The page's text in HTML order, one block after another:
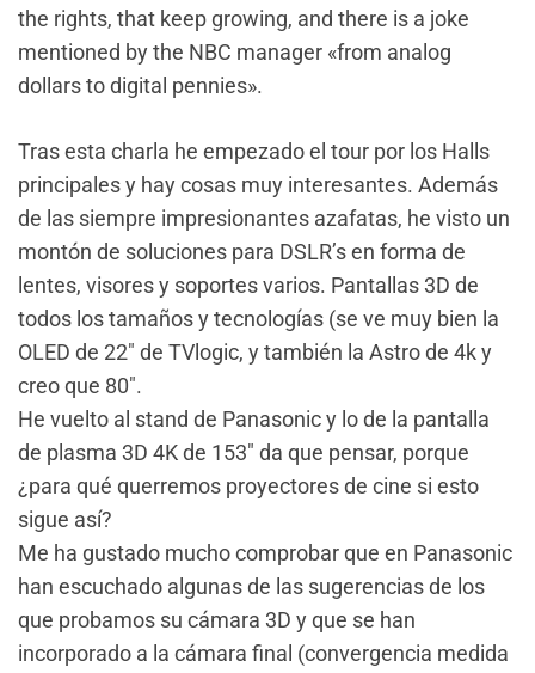
the rights, that keep growing, and there is a joke
mentioned by the NBC manager «from analog
dollars to digital pennies».
Tras esta charla he empezado el tour por los Halls
principales y hay cosas muy interesantes. Además
de las siempre impresionantes azafatas, he visto un
montón de soluciones para DSLR’s en forma de
lentes, visores y soportes varios. Pantallas 3D de
todos los tamaños y tecnologías (se ve muy bien la
OLED de 22″ de TVlogic, y también la Astro de 4k y
creo que 80″.
He vuelto al stand de Panasonic y lo de la pantalla
de plasma 3D 4K de 153″ da que pensar, porque
¿para qué querremos proyectores de cine si esto
sigue así?
Me ha gustado mucho comprobar que en Panasonic
han escuchado algunas de las sugerencias de los
que probamos su cámara 3D y que se han
incorporado a la cámara final (convergencia medida